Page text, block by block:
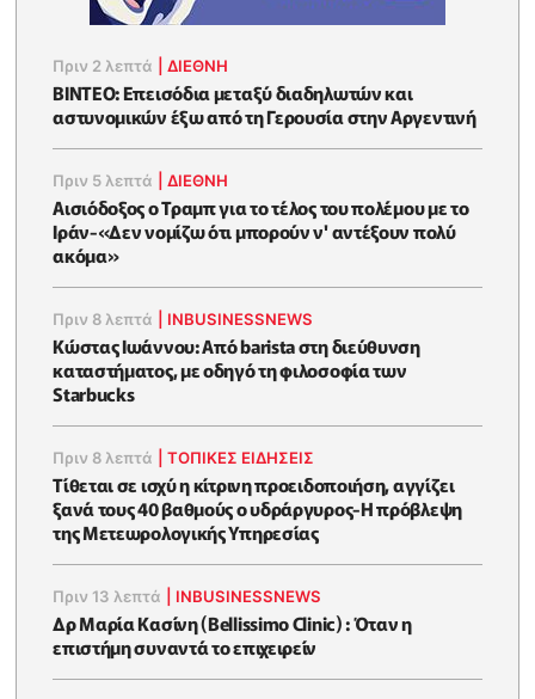
Πριν 2 λεπτά |ΔΙΕΘΝΗ
ΒΙΝΤΕΟ: Επεισόδια μεταξύ διαδηλωτών και
αστυνομικών έξω από τη Γερουσία στην Αργεντινή
Πριν 5 λεπτά |ΔΙΕΘΝΗ
Αισιόδοξος ο Τραμπ για το τέλος του πολέμου με το
Ιράν-«Δεν νομίζω ότι μπορούν ν' αντέξουν πολύ
ακόμα»
Πριν 8 λεπτά INBUSINESSNEWS
Κώστας Ιωάννου: Από barista στη διεύθυνση
καταστήματος, με οδηγό τη φιλοσοφία των
Starbucks
Πριν 8 λεπτά |ΤΟΠΙΚΕΣ ΕΙΔΗΣΕΙΣ
Τίθεται σε ισχύ η κίτρινη προειδοποιήση, αγγίζει
ξανά τους 40 βαθμούς ο υδράργυρος-Η πρόβλεψη
της Μετεωρολογικής Υπηρεσίας
Πριν 13 λεπτά INBUSINESSNEWS
Δρ Μαρία Κασίνη (Bellissimo Clinic) : Όταν η
επιστήμη συναντά το επιχειρείν